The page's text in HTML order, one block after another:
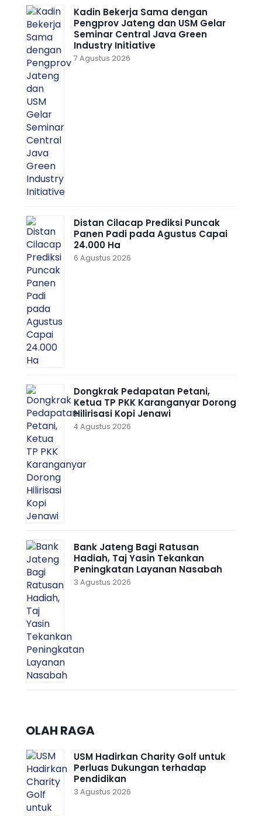
Kadin Bekerja Sama dengan
Pengprov Jateng dan USM Gelar
Seminar Central Java Green
Industry Initiative
7 Agustus 2026
Distan Cilacap Prediksi Puncak
Panen Padi pada Agustus Capai
24.000 Ha
6 Agustus 2026
Dongkrak Pedapatan Petani,
Ketua TP PKK Karanganyar Dorong
Hilirisasi Kopi Jenawi
4 Agustus 2026
Bank Jateng Bagi Ratusan
Hadiah, Taj Yasin Tekankan
Peningkatan Layanan Nasabah
3 Agustus 2026
OLAH RAGA
USM Hadirkan Charity Golf untuk
Perluas Dukungan terhadap
Pendidikan
3 Agustus 2026